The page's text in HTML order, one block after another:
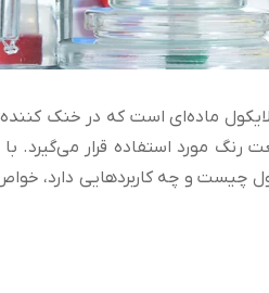
گلایکول ماده‌ای است که در خنک
رنگ مورد استفاده قرار می‌گیرد.
چیست و چه کاربردهایی دارد،